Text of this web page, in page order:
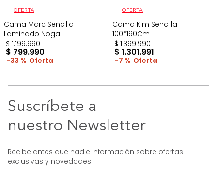
OFERTA
Cama Marc Sencilla
Laminado Nogal
$ 1.199.990
$ 799.990
33 %
OFERTA
Cama Kim Sencilla
100*190Cm
$ 1.399.990
$ 1.301.991
7 %
Suscríbete a
nuestro Newsletter
Recibe antes que nadie información sobre ofertas
exclusivas y novedades.